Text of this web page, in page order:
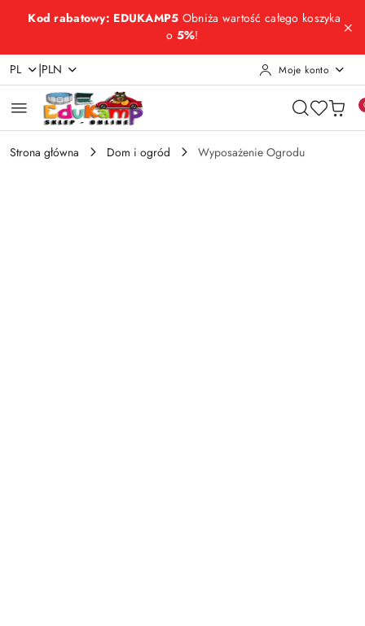
Przejdź do treści głównej
Przejdź do wyszukiwarki
Przejdź do moje konto
Przejdź do menu głównego
Przejdź do opisu produktu
Przejdź do stopki
Kod rabatowy: EDUKAMP5 Obniża wartość całego koszyka
o 5%!
PL |PLN Moje konto
Strona główna Dom i ogród Wyposażenie Ogrodu